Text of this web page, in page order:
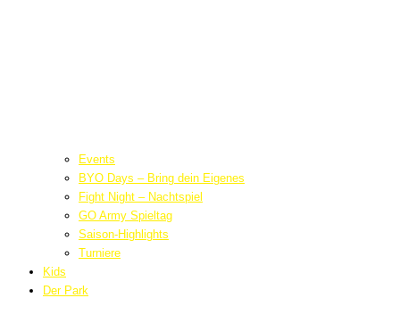
Events
BYO Days – Bring dein Eigenes
Fight Night – Nachtspiel
GO Army Spieltag
Saison-Highlights
Turniere
Kids
Der Park